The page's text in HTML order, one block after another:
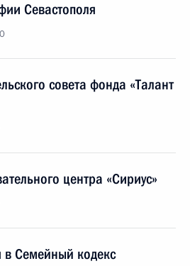
Севастополя
совета фонда «Талант
центра «Сириус»
Семейный кодекс